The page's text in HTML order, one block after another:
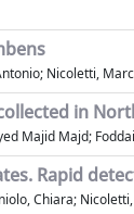
Nicoletti,
in
Majid Majd;
Rapid
Chiara;